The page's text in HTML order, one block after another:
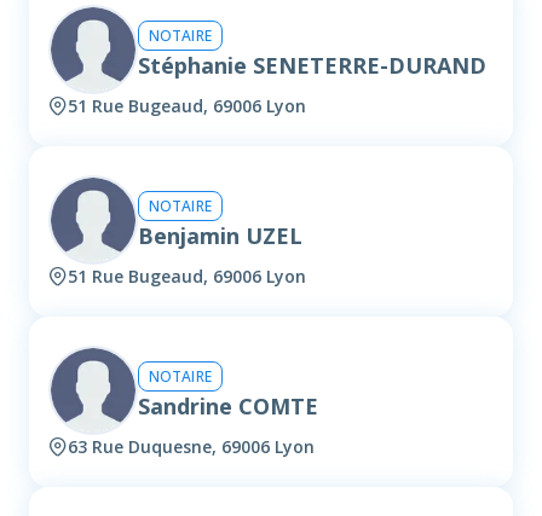
NOTAIRE
Stéphanie SENETERRE-DURAND
51 Rue Bugeaud, 69006 Lyon
NOTAIRE
Benjamin UZEL
51 Rue Bugeaud, 69006 Lyon
NOTAIRE
Sandrine COMTE
63 Rue Duquesne, 69006 Lyon